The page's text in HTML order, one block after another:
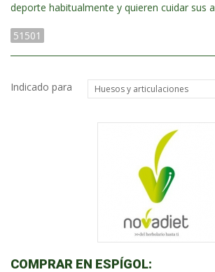
deporte habitualmente y quieren cuidar sus
51501
Indicado para Huesos y articulaciones
COMPRAR EN ESPÍGOL: